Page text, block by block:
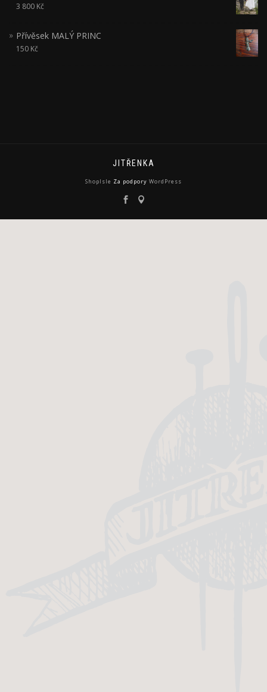
3 800 Kč
Přívěsek MALÝ PRINC
150 Kč
JITŘENKA
ShopIsle Za podpory WordPress